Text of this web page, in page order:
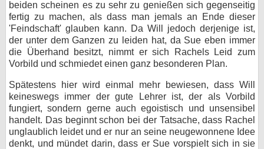
beiden scheinen es zu sehr zu genießen sich gegenseitig
fertig zu machen, als dass man jemals an Ende dieser
'Feindschaft' glauben kann. Da Will jedoch derjenige ist,
der unter dem Ganzen zu leiden hat, da Sue eben immer
die Überhand besitzt, nimmt er sich Rachels Leid zum
Vorbild und schmiedet einen ganz besonderen Plan.
Spätestens hier wird einmal mehr bewiesen, dass Will
keineswegs immer der gute Lehrer ist, der als Vorbild
fungiert, sondern gerne auch egoistisch und unsensibel
handelt. Das beginnt schon bei der Tatsache, dass Rachel
unglaublich leidet und er nur an seine neugewonnene Idee
denkt, und mündet darin, dass er Sue vorspielt sich in sie